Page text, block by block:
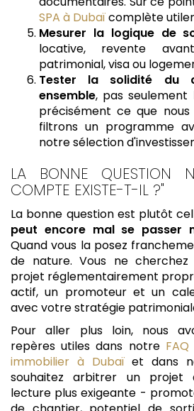
SPA à Dubaïcomplète
Mesurer la logique de
locative, revente
patrimonial, visa ou
Tester la solidité du
ensemble, pas
précisément ce que nous
filtrons un programme
notre sélection
LA BONNE QUESTION
COMPTE EXISTE-T-IL ?"
La bonne question est plutôt
peut encore mal se passer
Quand vous la posez
de nature. Vous ne
projet réglementairement
actif, un promoteur et un
avec votre stratégie
Pour aller plus loin, nous
repères utiles dans notre
immobilier à Dubaïet dans
souhaitez arbitrer un projet
lecture plus exigeante -